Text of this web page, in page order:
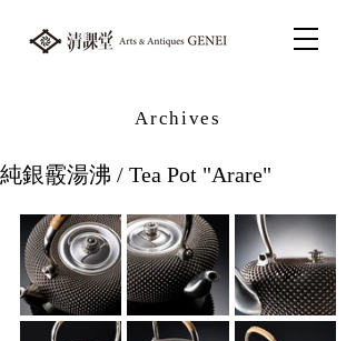
Archives
純銀霰湯沸 / Tea Pot "Arare"